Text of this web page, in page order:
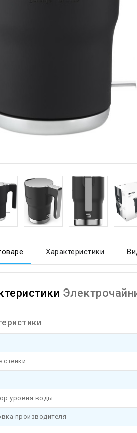
Характеристики
уровня воды
производителя